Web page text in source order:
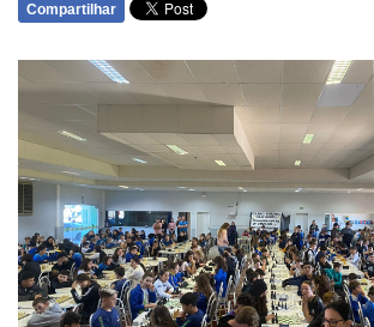
Compartilhar